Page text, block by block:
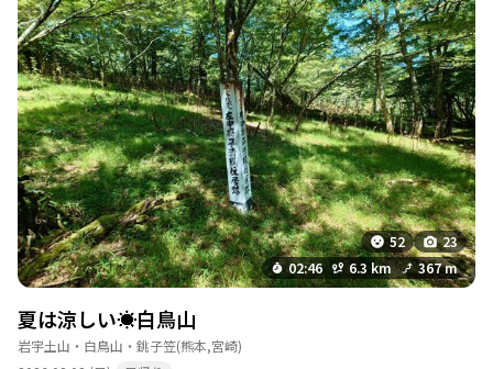
52
23
02:46
6.3 km 367 m
夏は涼しい☀️白鳥山
岩宇土山・白鳥山・銚子笠(熊本,宮崎)